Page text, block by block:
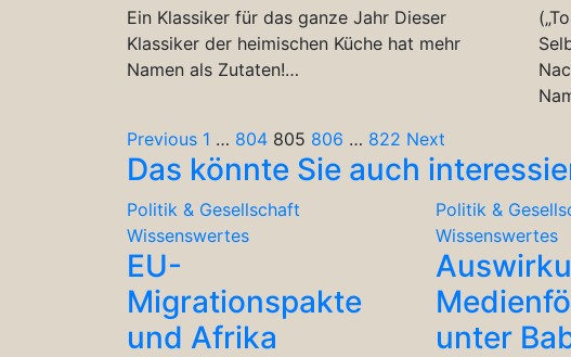
Ein Klassiker für das ganze Jahr Dieser
Klassiker der heimischen Küche hat mehr
Namen als Zutaten!…
Seitennummerierung
der
Beiträge
Previous 1 … 804 805 806 … 822 Next
Das könnte Sie auch
Politik & Gesellschaft
Wissenswertes
EU-
Migrationspakte
und Afrika
Politik &
Wissenswertes
unter